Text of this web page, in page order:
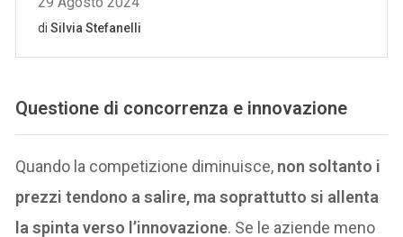
Questione di concorrenza e innovazione
Quando la competizione diminuisce, non soltanto i
prezzi tendono a salire, ma soprattutto si allenta
la spinta verso l’innovazione. Se le aziende meno